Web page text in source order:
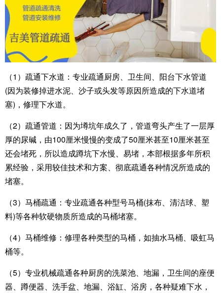
（1）疏通下水道：专业疏通厨房、卫生间、阳台下水管道
(因为装修掉进水泥、沙子或头发等原因所造成的下水道堵
塞)，修理下水道。
（2）疏通管道：因为墫坑年成久了，管道弯头产生了一层厚
厚的尿碱，由100厘米慢慢的变成了50厘米甚至10厘米甚至
还会堵死，所以造成蹲坑下水慢、易堵，本部根据多年所积
累经验，采用较佳技术和方案、彻底疏通各种情况所造成的
堵塞。
（3）马桶疏通：专业疏通各种型号马桶(抹布、清洁球、塑
料)等各种软硬物质所造成的马桶堵塞。
（4）马桶维修：修理各种类型的马桶，如抽水马桶、吸虹马
桶等。
（5）专业机械疏通各种厨房的洗菜池、地漏，卫生间的座便
器、蹲便器、洗手盆、地漏、浴缸、浴房，各种疑难下水，